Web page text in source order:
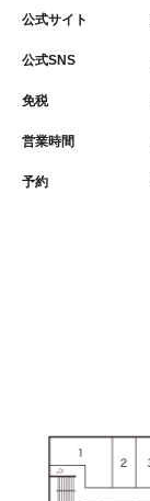
公式サイト
公式SNS
免税
営業時間
予約